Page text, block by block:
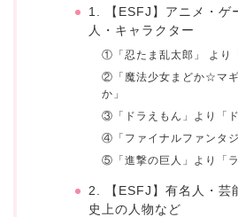
1. 【ESFJ】アニメ・ゲ
人・キャラクター
①「忍たま乱太郎」 より
②「魔法少女まどか☆マ
か」
③「ドラえもん」より「ド
④「ファイナルファンタ
⑤「進撃の巨人」より「
2. 【ESFJ】有名人・芸
史上の人物など